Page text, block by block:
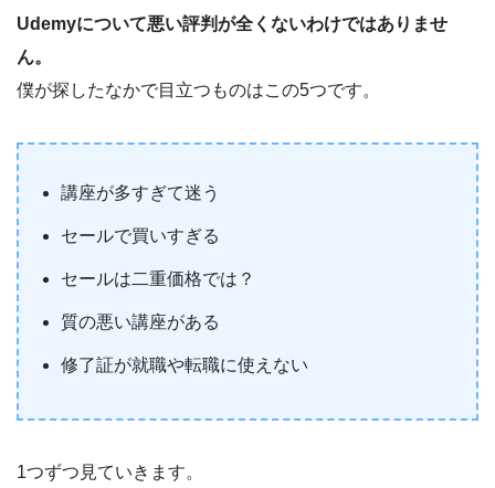
Udemyについて悪い評判が全くないわけではありませ
ん。
僕が探したなかで目立つものはこの5つです。
講座が多すぎて迷う
セールで買いすぎる
セールは二重価格では？
質の悪い講座がある
修了証が就職や転職に使えない
1つずつ見ていきます。